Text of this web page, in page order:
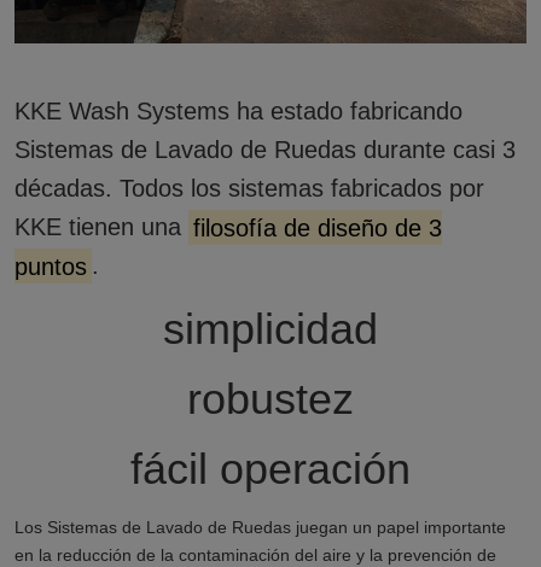
KKE Wash Systems ha estado fabricando
Sistemas de Lavado de Ruedas durante casi 3
décadas. Todos los sistemas fabricados por
KKE tienen una filosofía de diseño de 3
puntos .
simplicidad
robustez
fácil operación
Los Sistemas de Lavado de Ruedas juegan un papel importante
en la reducción de la contaminación del aire y la prevención de